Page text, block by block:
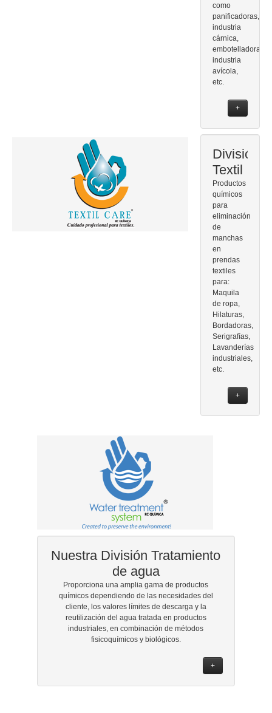
como
panificadoras,
industria
cárnica,
embotelladoras,
industria
avícola,
etc.
+
División
Textil
Productos
químicos
para
eliminación
de
manchas
en
prendas
textiles
para:
Maquila
de ropa,
Hilaturas,
Bordadoras,
Serigrafías,
Lavanderías
industriales,
etc.
+
Nuestra División Tratamiento
de agua
Proporciona una amplia gama de productos
químicos dependiendo de las necesidades del
cliente, los valores límites de descarga y la
reutilización del agua tratada en productos
industriales, en combinación de métodos
fisicoquímicos y biológicos.
+